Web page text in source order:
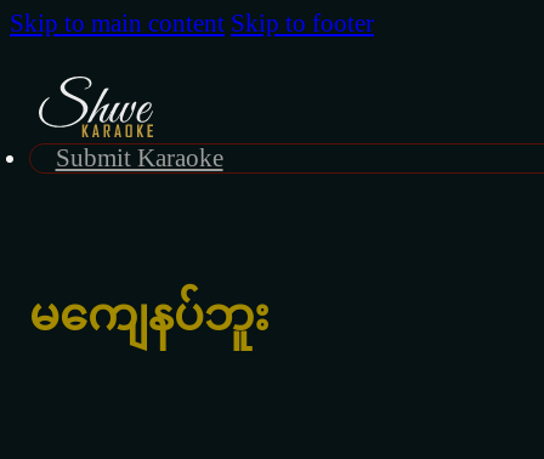
Skip to main content Skip to footer
Submit Karaoke
မကျေနပ်ဘူး